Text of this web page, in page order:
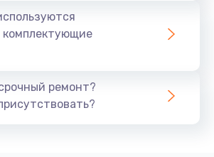
комплектующие
ремонт?